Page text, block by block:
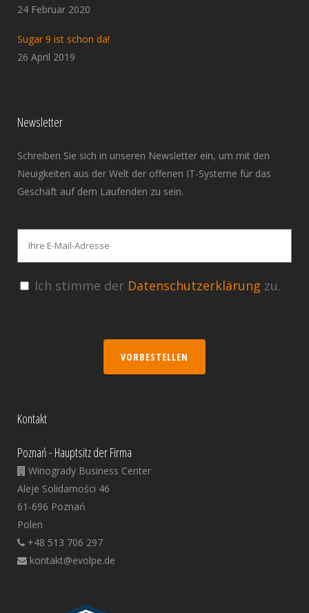
24 Februar 2020
Sugar 9 ist schon da!
26 April 2019
Newsletter
Schreiben Sie sich in unseren Newsletter ein, um mit den
Neuigkeiten aus der Welt der offenen IT-Systeme für das
Geschäft auf dem Laufenden zu sein.
Ich stimme der Datenschutzerklärung zu.
VORBESTELLEN
Kontakt
Poznań - Hauptsitz der Firma
Winogrady Business Center
Aleje Solidarności 46
61-696 Poznań
Polen
+48 513 706 297
kontakt@evolpe.de